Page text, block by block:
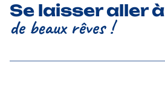
Se laisser aller à
de beaux rêves !